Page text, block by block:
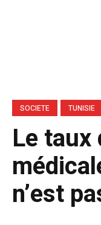
SOCIETE TUNISIE
Le taux
n’est